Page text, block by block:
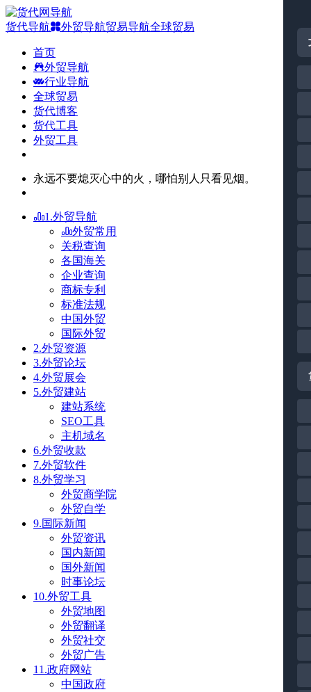
货代导航 外贸导航贸易导航全球贸易
首页
外贸导航
行业导航
全球贸易
货代博客
货代工具
外贸工具
永远不要熄灭心中的火，哪怕别人只看见烟。
1.外贸导航
外贸常用
关税查询
各国海关
企业查询
商标专利
标准法规
中国外贸
国际外贸
2.外贸资源
3.外贸论坛
4.外贸展会
5.外贸建站
建站系统
SEO工具
主机域名
6.外贸收款
7.外贸软件
8.外贸学习
外贸商学院
外贸自学
9.国际新闻
外贸资讯
国内新闻
国外新闻
时事论坛
10.外贸工具
外贸地图
外贸翻译
外贸社交
外贸广告
11.政府网站
中国政府